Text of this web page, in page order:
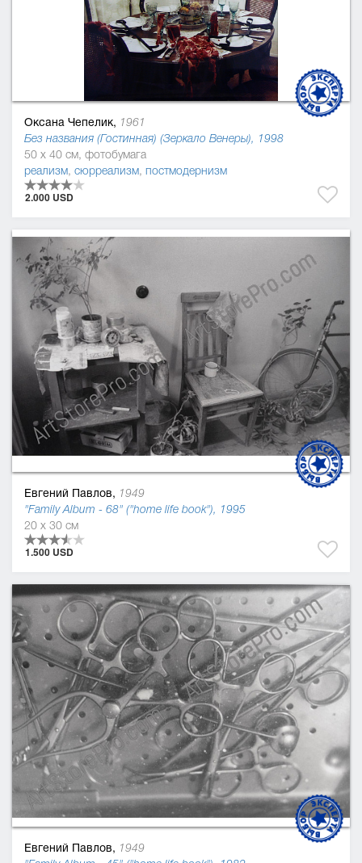
Оксана Чепелик, 1961
Без названия (Гостинная) (Зеркало Венеры), 1998
50 x 40 см, фотобумага
реализм, сюрреализм, постмодернизм
2.000 USD
Евгений Павлов, 1949
"Family Album - 68" ("home life book"), 1995
20 x 30 см
1.500 USD
Евгений Павлов, 1949